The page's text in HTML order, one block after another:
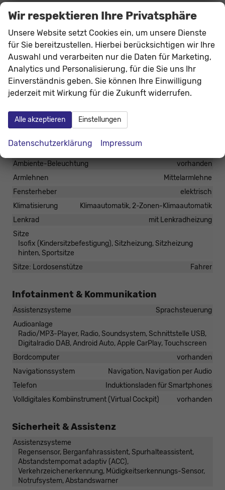
+ hinten, Isofix-Aufnahmen für Kindersitz an
Rücksitz, Knieairbag Fahrerseite, Kopf-Airbag-
System, Mittelarmlehne vorn, Seitenairbag vorn,
Dachreling, Fahrassistenz-System: Berganfahr-
Assistent (Hill-Holder), Fahrassistenz-System:
Verkehrszeichenerkennung, Notrufsystem,
Servolenkung elektronisch (Servotronic),
mit Abblendautomatik, Scheibenwischer mit
Innen
Ambiente-Beleuchtung
vorhanden
Armlehnen
Mittelarmlehne
Fensterheber
elektrisch
Klimatisierung
Klimaautomatik, 2-Zonen-Klimaautomatik
Lenkrad
mit Lenkradheizung
Sitze
Isofix (Kindersitzbefestigung), Sitzheizung, Sitzheizung
hinten, Sportsitze
Sitze: Lordosenstütze
Fahrer
Infotainment & Kommunikation
Assistenzsysteme
Sprachsteuerung
Audioanlage
Radio/MP3-Player, Radio, Soundsystem, Schnittstelle USB,
Digitalradio DAB, Android Auto, Apple CarPlay, Touchscreen
Bordcomputer
vorhanden
Navigationssystem
Navigation, Navigation per Audio
Telefon
Induktionsladen für Smartphones
Volldigitales Kombiinstrument (Virtual Cockpit)
vorhanden
Sicherheit & Assistenz
Assistenzsysteme
Regensensor, Berganfahrassistent, Spurhalteassistent,
Abstandstempomat adaptiv (ACC),
Verkehrzeichenerkennung, Müdigkeitserkennungs-Sensor,
Notrufsystem, Abstandswarner
Wir respektieren Ihre Privatsphäre
Unsere Website setzt Cookies ein, um unsere Dienste
für Sie bereitzustellen. Hierbei berücksichtigen wir Ihre
Auswahl und verarbeiten nur die Daten für Marketing,
Analytics und Personalisierung, für die Sie uns Ihr
Einverständnis geben. Sie können Ihre Einwilligung
jederzeit mit Wirkung für die Zukunft widerrufen.
Alle akzeptieren Einstellungen
Datenschutzerklärung Impressum